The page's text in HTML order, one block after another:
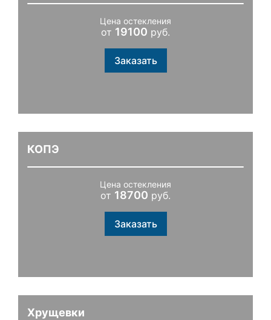
Цена остекления
от 19100 руб.
Заказать
КОПЭ
Цена остекления
от 18700 руб.
Заказать
Хрущевки